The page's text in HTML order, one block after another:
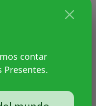
contar
Primer
Educación